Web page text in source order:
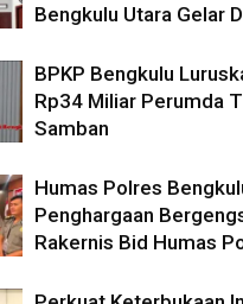
Bengkulu Utara Gelar
BPKP Bengkulu
Rp34 Miliar Perumda
Samban
Humas Polres
Penghargaan
Rakernis Bid Humas